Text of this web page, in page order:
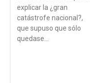
explicar la ¿gran
catástrofe nacional?,
que supuso que sólo
quedase…